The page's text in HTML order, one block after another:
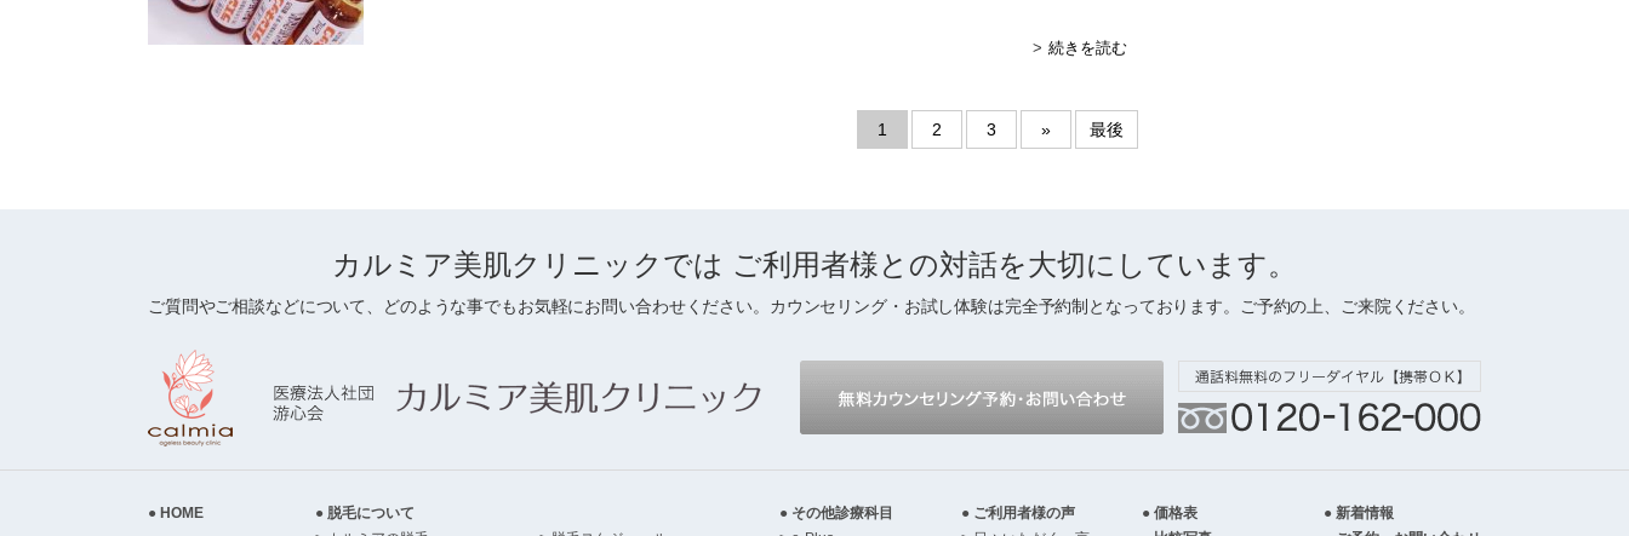
続きを読む
1 2 3 » 最後
カルミア美肌クリニックでは ご利用者様との対話を大切にしています。
ご質問やご相談などについて、どのような事でもお気軽にお問い合わせください。カウンセリング・お試し体験は完全予約制となっております。ご予約の上、ご来院ください。
HOME
脱毛について
その他診療科目
ご利用者様の声
価格表
新着情報